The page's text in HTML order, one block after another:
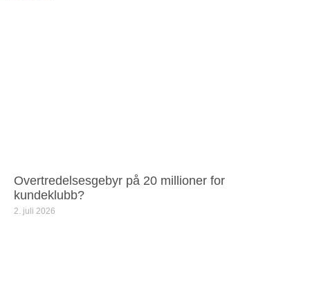
Overtredelsesgebyr på 20 millioner for
kundeklubb?
2. juli 2026